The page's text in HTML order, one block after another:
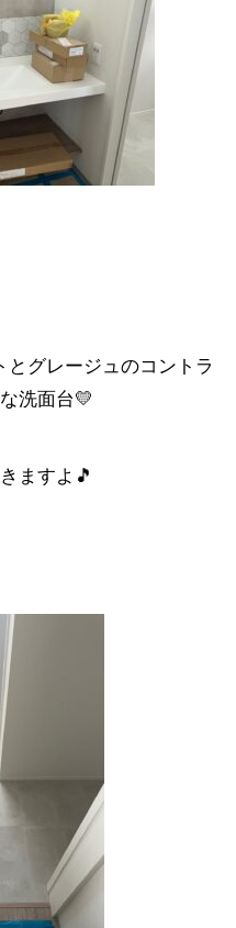
グレージュのコントラ
洗面台💛
ますよ🎵